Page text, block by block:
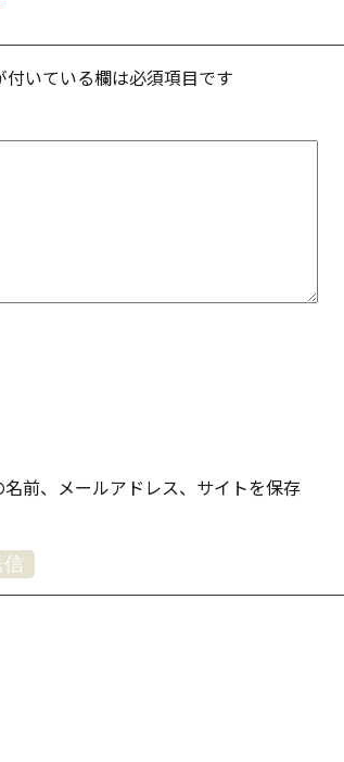
付いている欄は必須項目です
前、メールアドレス、サイトを保存